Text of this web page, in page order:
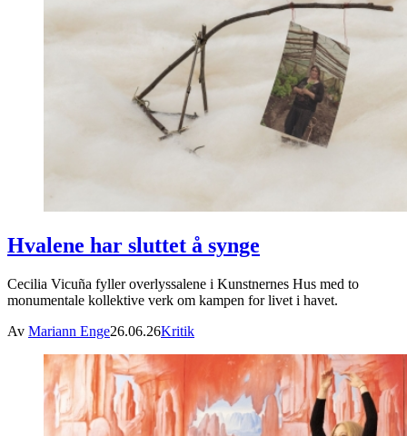
Hvalene har sluttet å synge
Cecilia Vicuña fyller overlyssalene i Kunstnernes Hus med to
monumentale kollektive verk om kampen for livet i havet.
Av Mariann Enge26.06.26Kritik